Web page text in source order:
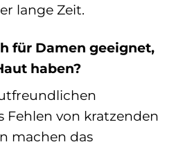
lange Zeit.
für Damen geeignet,
haben?
Fehlen von kratzenden
machen das